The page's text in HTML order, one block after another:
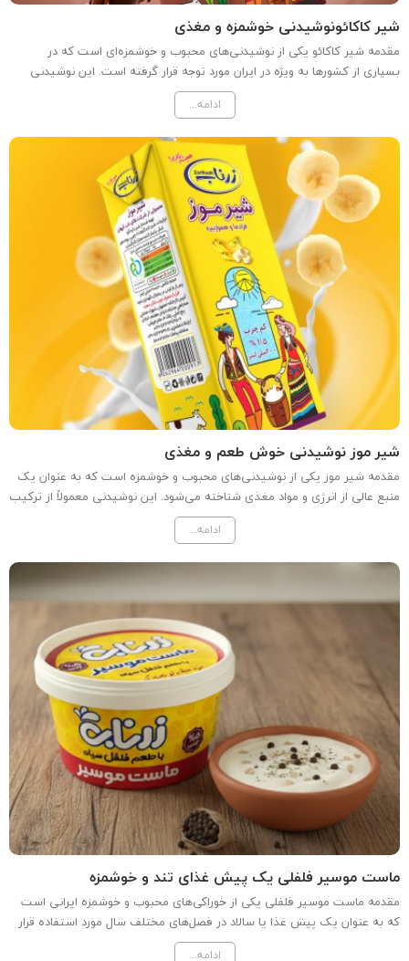
شیر کاکائونوشیدنی خوشمزه و مغذی
مقدمه شیر کاکائو یکی از نوشیدنی‌های محبوب و خوشمزه‌ای است که در
بسیاری از کشورها به ویژه در ایران مورد توجه قرار گرفته است. این نوشیدنی
ترکیبی از شیر تازه و پودر کاکائو است که نه تنها طعمی لذیذ و دلپذیر دارد،
بلکه خواص تغذیه‌ای بالایی نیز ارائه...ادامه...
شیر موز نوشیدنی خوش طعم و مغذی
مقدمه شیر موز یکی از نوشیدنی‌های محبوب و خوشمزه است که به عنوان یک
منبع عالی از انرژی و مواد مغذی شناخته می‌شود. این نوشیدنی معمولاً از ترکیب
شیر گاو و موز تهیه می‌شود و به دلیل طعم لذیذ و خواص بی‌نظیرش، مورد
توجه بسیاری از افراد قرار دارد. در این...ادامه...
ماست موسیر فلفلی یک پیش غذای تند و خوشمزه
مقدمه ماست موسیر فلفلی یکی از خوراکی‌های محبوب و خوشمزه ایرانی است
که به عنوان یک پیش غذا یا سالاد در فصل‌های مختلف سال مورد استفاده قرار
می‌گیرد. این خوراکی با ترکیب ماست، موسیر و فلفل تهیه می‌شود و طعمی تند
ادامه...